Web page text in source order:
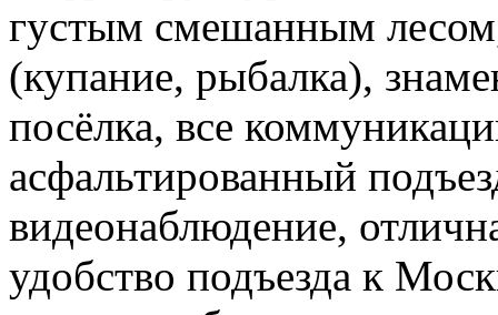
густым смешанным
(купание, рыбалка),
посёлка, все
асфальтированный
видеонаблюдение,
удобство подъезда к